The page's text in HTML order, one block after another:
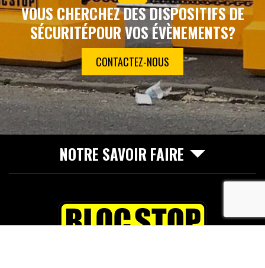
VOUS CHERCHEZ DES DISPOSITIFS DE
SÉCURITÉPOUR VOS ÉVÈNEMENTS?
CONTACTEZ-NOUS
NOTRE SAVOIR FAIRE